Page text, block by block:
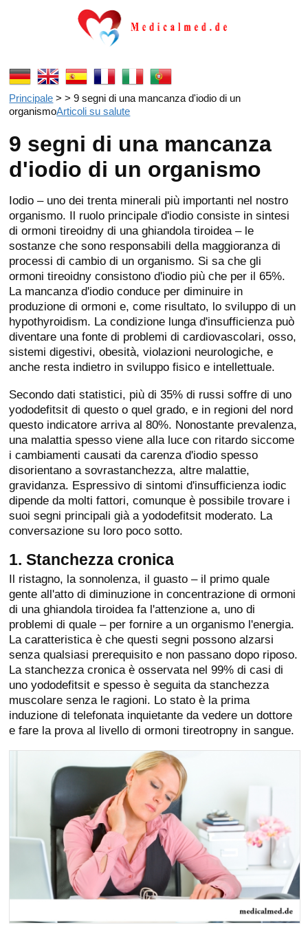
Principale > > 9 segni di una mancanza d'iodio di un
organismoArticoli su salute
9 segni di una mancanza
d'iodio di un organismo
Iodio – uno dei trenta minerali più importanti nel nostro
organismo. Il ruolo principale d'iodio consiste in sintesi
di ormoni tireoidny di una ghiandola tiroidea – le
sostanze che sono responsabili della maggioranza di
processi di cambio di un organismo. Si sa che gli
ormoni tireoidny consistono d'iodio più che per il 65%.
La mancanza d'iodio conduce per diminuire in
produzione di ormoni e, come risultato, lo sviluppo di un
hypothyroidism. La condizione lunga d'insufficienza può
diventare una fonte di problemi di cardiovascolari, osso,
sistemi digestivi, obesità, violazioni neurologiche, e
anche resta indietro in sviluppo fisico e intellettuale.
Secondo dati statistici, più di 35% di russi soffre di uno
yododefitsit di questo o quel grado, e in regioni del nord
questo indicatore arriva al 80%. Nonostante prevalenza,
una malattia spesso viene alla luce con ritardo siccome
i cambiamenti causati da carenza d'iodio spesso
disorientano a sovrastanchezza, altre malattie,
gravidanza. Espressivo di sintomi d'insufficienza iodic
dipende da molti fattori, comunque è possibile trovare i
suoi segni principali già a yododefitsit moderato. La
conversazione su loro poco sotto.
1. Stanchezza cronica
Il ristagno, la sonnolenza, il guasto – il primo quale
gente all'atto di diminuzione in concentrazione di ormoni
di una ghiandola tiroidea fa l'attenzione a, uno di
problemi di quale – per fornire a un organismo l'energia.
La caratteristica è che questi segni possono alzarsi
senza qualsiasi prerequisito e non passano dopo riposo.
La stanchezza cronica è osservata nel 99% di casi di
uno yododefitsit e spesso è seguita da stanchezza
muscolare senza le ragioni. Lo stato è la prima
induzione di telefonata inquietante da vedere un dottore
e fare la prova al livello di ormoni tireotropny in sangue.